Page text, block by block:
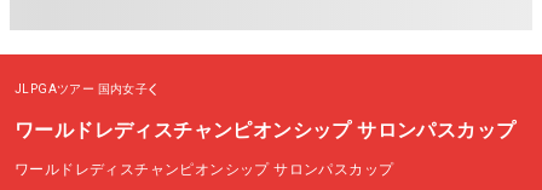
JLPGAツアー 国内女子
ワールドレディスチャンピオンシップ サロンパスカップ
ワールドレディスチャンピオンシップ サロンパスカップ